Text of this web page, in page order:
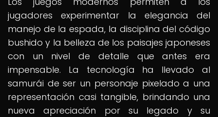
jugadores experimentar la elegancia del
manejo de la espada, la disciplina del código
bushido y la belleza de los paisajes japoneses
con un nivel de detalle que antes era
impensable. La tecnología ha llevado al
samurái de ser un personaje pixelado a una
representación casi tangible, brindando una
nueva apreciación por su legado y su